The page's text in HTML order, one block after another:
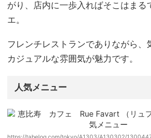
がり、 店内に一歩入ればそこはまる
エ。
フレンチレストランでありながら、
カジュアルな雰囲気が魅力です。
人気メニュー